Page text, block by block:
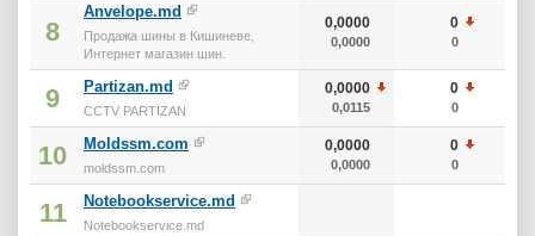
8
Anvelope.md
Продажа шины в Кишиневе,
Интернет магазин шин.
0,0000
0,0000
0
0
9 Partizan.md
CCTV PARTIZAN
0,0000
0,0115
0
0
10 Moldssm.com
moldssm.com
0,0000
0,0000
0
0
11 Notebookservice.md
Notebookservice.md